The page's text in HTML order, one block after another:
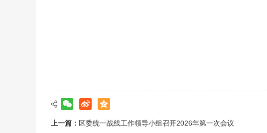
上一篇： 区委统一战线工作领导小组召开2026年第一次会议